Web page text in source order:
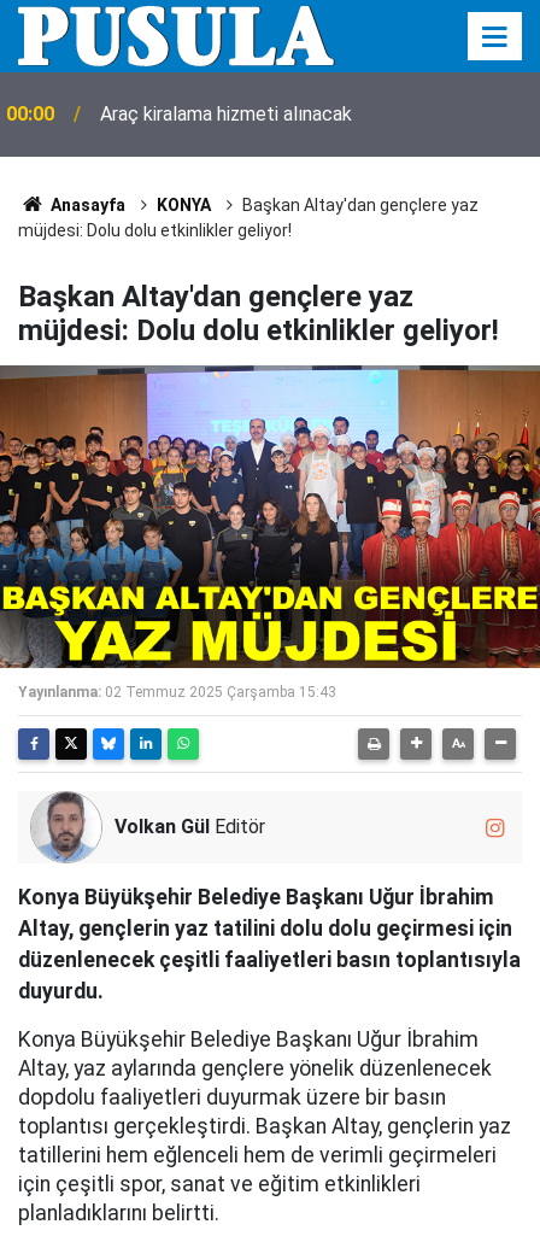
00:00 Araç kiralama hizmeti alınacak
Anasayfa KONYA
Başkan Altay'dan gençlere yaz
müjdesi: Dolu dolu etkinlikler geliyor!
Başkan Altay'dan gençlere yaz
müjdesi: Dolu dolu etkinlikler geliyor!
Yayınlanma: 02 Temmuz 2025 Çarşamba 15:43
Volkan Gül Editör
Konya Büyükşehir Belediye Başkanı Uğur İbrahim
Altay, gençlerin yaz tatilini dolu dolu geçirmesi için
düzenlenecek çeşitli faaliyetleri basın toplantısıyla
duyurdu.
Konya Büyükşehir Belediye Başkanı Uğur İbrahim
Altay, yaz aylarında gençlere yönelik düzenlenecek
dopdolu faaliyetleri duyurmak üzere bir basın
toplantısı gerçekleştirdi. Başkan Altay, gençlerin yaz
tatillerini hem eğlenceli hem de verimli geçirmeleri
için çeşitli spor, sanat ve eğitim etkinlikleri
planladıklarını belirtti.